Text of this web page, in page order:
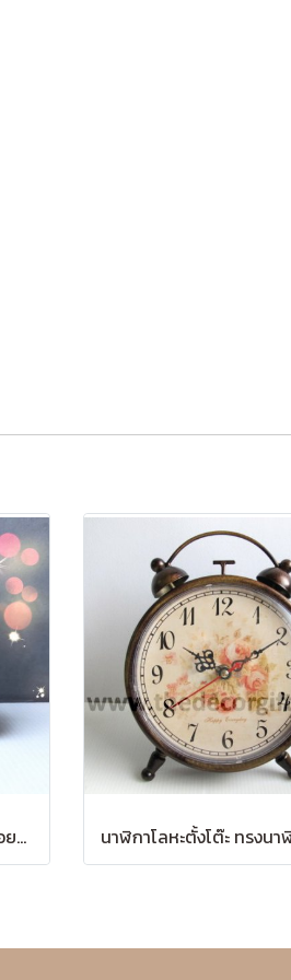
ตุ๊กตากระเบื้องวินเทจแท้ หนูน้อยนั่งกล่องของขวัญ (2 ตัว)